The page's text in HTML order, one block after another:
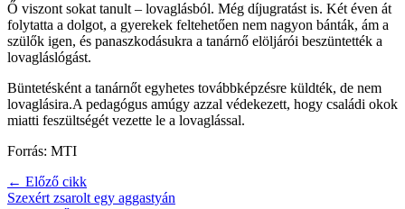
Ő viszont sokat tanult – lovaglásból. Még díjugratást is. Két éven át
folytatta a dolgot, a gyerekek feltehetően nem nagyon bánták, ám a
szülők igen, és panaszkodásukra a tanárnő elöljárói beszüntették a
lovagláslógást.
Büntetésként a tanárnőt egyhetes továbbképzésre küldték, de nem
lovaglásira.A pedagógus amúgy azzal védekezett, hogy családi okok
miatti feszültségét vezette le a lovaglással.
Forrás: MTI
← Előző cikk
Szexért zsarolt egy aggastyán